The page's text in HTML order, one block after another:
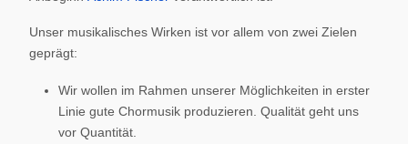
Unser musikalisches Wirken ist vor allem von zwei Zielen
geprägt:
Wir wollen im Rahmen unserer Möglichkeiten in erster
Linie gute Chormusik produzieren. Qualität geht uns
vor Quantität.